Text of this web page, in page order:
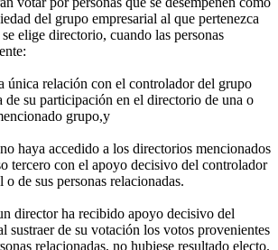
del grupo empresarial al que pertenezca
elige directorio, cuando las personas
única relación con el controlador del grupo
de su participación en el directorio de una o
grupo,y
haya accedido a los directorios mencionados
tercero con el apoyo decisivo del controlador
de sus personas relacionadas.
director ha recibido apoyo decisivo del
sustraer de su votación los votos provenientes
relacionadas, no hubiese resultado electo.